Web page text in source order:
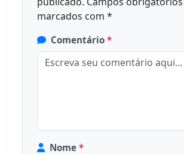
marcados com *
Comentário *
Nome *